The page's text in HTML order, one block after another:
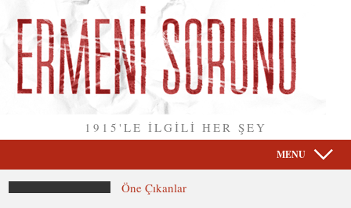
1915'LE İLGİLİ HER ŞEY
MENU
Öne Çıkanlar